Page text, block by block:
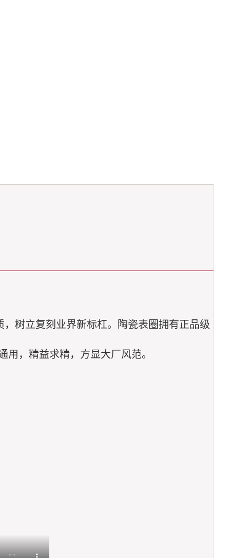
，树立复刻 业界新标杠。陶瓷表圈拥有正品级
，精益求精，方显大厂风范。